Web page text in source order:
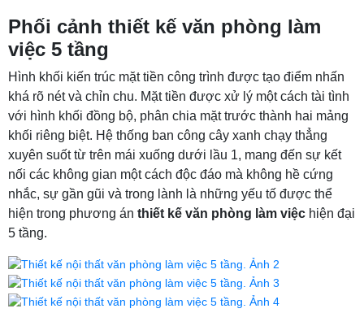
Phối cảnh thiết kế văn phòng làm
việc 5 tầng
Hình khối kiến trúc mặt tiền công trình được tạo điểm nhấn
khá rõ nét và chỉn chu. Mặt tiền được xử lý một cách tài tình
với hình khối đồng bộ, phân chia mặt trước thành hai mảng
khối riêng biệt. Hệ thống ban công cây xanh chạy thẳng
xuyên suốt từ trên mái xuống dưới lầu 1, mang đến sự kết
nối các không gian một cách độc đáo mà không hề cứng
nhắc, sự gần gũi và trong lành là những yếu tố được thể
hiện trong phương án thiết kế văn phòng làm việc hiện đại
5 tầng.